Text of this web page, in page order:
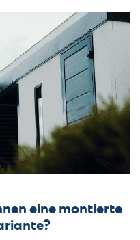
eine montierte